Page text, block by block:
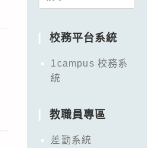
校務平台系統
1campus 校務系
統
教職員專區
差勤系統